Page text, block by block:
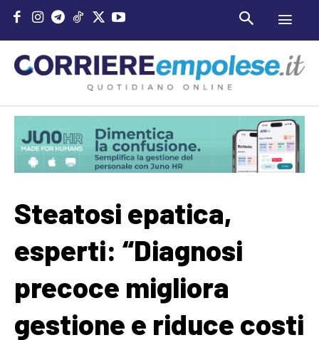
Steatosi epatica,
esperti: “Diagnosi
precoce migliora
gestione e riduce costi